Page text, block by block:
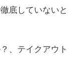
底していないと
、テイクアウト